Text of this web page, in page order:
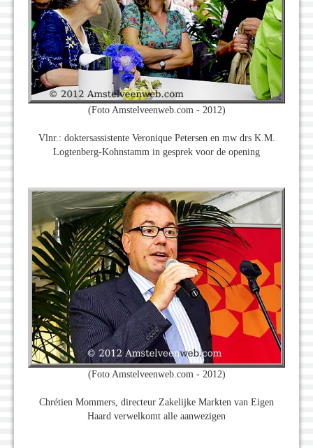
(Foto Amstelveenweb.com - 2012)
Vlnr.: doktersassistente Veronique Petersen en mw drs K.M.
Logtenberg-Kohnstamm in gesprek voor de opening
(Foto Amstelveenweb.com - 2012)
Chrétien Mommers, directeur Zakelijke Markten van Eigen
Haard verwelkomt alle aanwezigen